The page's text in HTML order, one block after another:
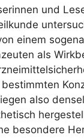
und
einem
als
also
beson­de­re